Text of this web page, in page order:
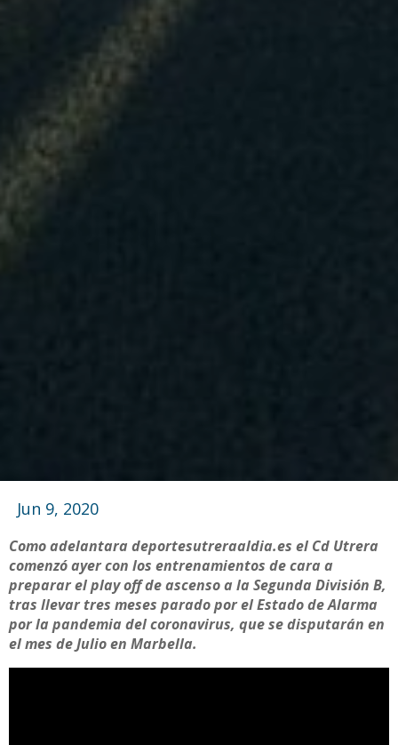
Jun 9, 2020
Como adelantara deportesutreraaldia.es el Cd Utrera
comenzó ayer con los entrenamientos de cara a
preparar el play off de ascenso a la Segunda División B,
tras llevar tres meses parado por el Estado de Alarma
por la pandemia del coronavirus, que se disputarán en
el mes de Julio en Marbella.